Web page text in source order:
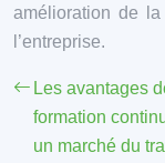
amélioration de
l’entreprise.
Les avantages
formation
un marché du